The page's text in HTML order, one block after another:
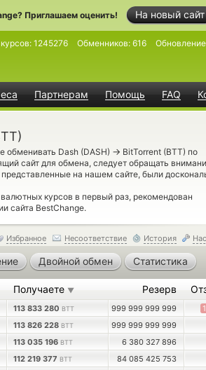
На новый сайт
Приглашаем оценить!
Партнерам Помощь FAQ
1245276 Обменников: 616
обменивать Dash (DASH) → BitTorrent (BTT) по
сайт для обмена, следует обращать
на нашем сайте, были
курсов в первый раз, рекомендован
сайта BestChange.
Избранное Несоответствие История
Двойной обмен Статистика
Получаете ▼ Резерв
113 833 280 BTT 999 999 999 999 1
113 826 228 BTT 999 999 999 999
113 035 196 BTT 6 380 327 896
112 219 377 BTT 84 085 425 753